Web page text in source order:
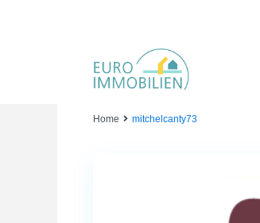
Home mitchelcanty73